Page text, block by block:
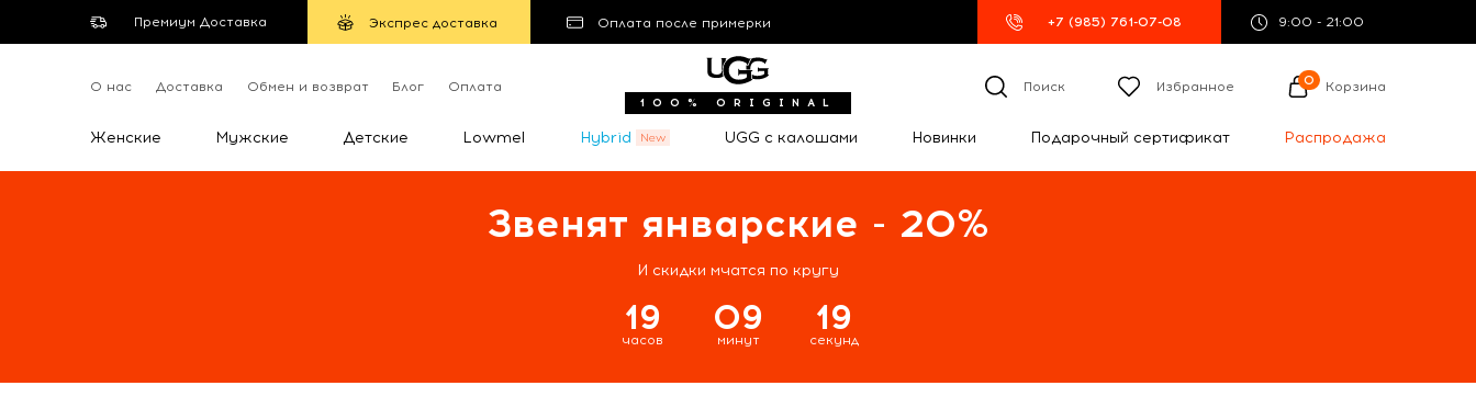
Премиум Доставка Экспрес доставка Оплата после примерки +7 (985) 761-07-08 9:00 - 21:00
О нас Доставка Обмен и возврат Блог Оплата
100% ORIGINAL
Поиск Избранное 0 Корзина
Женские Мужские Детские Lowmel Hybrid UGG с калошами Новинки Подарочный сертификат Распродажа
Звенят январские - 20%
И скидки мчатся по кругу
19
часов
09
минут
18
секунд